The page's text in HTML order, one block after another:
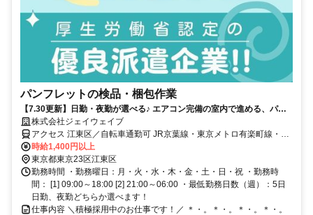
パンフレットの検品・梱包作業
【7.30更新】日勤・夜勤が選べる♪ エアコン完備の室内で進める、パン
フレットのチェック＆梱包作業！未経験大歓迎◎
株式会社ジェイウェイブ
アクセス 江東区／自転車通勤可 JR京葉線・東京メトロ有楽町線・り
んかい線「新木場駅」～徒歩圏内
時給1,400円以上
東京都東京23区江東区
勤務時間 ・勤務曜日：月・火・水・木・金・土・日・祝 ・勤務時
間： [1] 09:00～18:00 [2] 21:00～06:00 ・最低勤務日数（週）：5日
日勤、夜勤どちらか選べます！
仕事内容 ＼積極採用中のお仕事です！／ ＊・。＊・。＊・。＊・。